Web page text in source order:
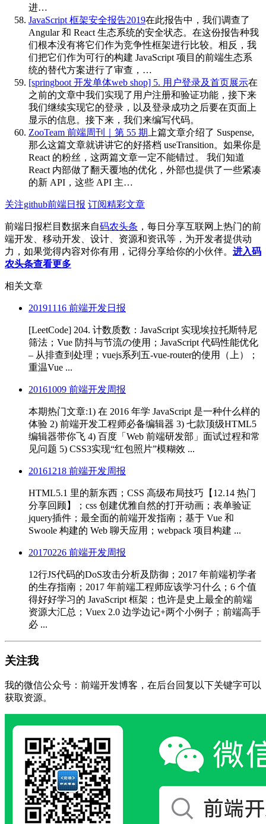
进…
JavaScript 框架安全报告2019在此报告中，我们调查了
Angular 和 React 生态系统的安全状态。在这份报告种我
们根本没有将它们作为竞争性框架进行比较。相反，我
们把它们作为可行的构建 JavaScript 项目的前端生态系
统的替代方案进行了审查，…
[springboot 开发单体web shop] 5. 用户登录及首页展示在
之前的文章中我们实现了用户注册和验证功能，接下来
我们继续实现它的登录，以及登录成功之后要在页面上
显示的信息。接下来，我们来编写代码。
ZooTeam 前端周刊｜第 55 期 上篇文章介绍了 Suspense,
那么这篇文章就讲讲它的好搭档 useTransition。如果你是
React 的粉丝，这两篇文章一定不能错过。 我们知道
React 内部做了翻天覆地的优化，外部也提供了一些紧凑
的新 API，这些 API 主…
关注github前端日报 订阅精彩文章
前端日报栏目数据来自码农头条 ，每日分享互联网上热门的前
端开发、移动开发、设计、资源和资讯等，为开发者提供动
力，如果觉得内容对你有用，记得分享给你的小伙伴。 进入码
农头条查看更多
相关文章
20191116 前端开发日报
[LeetCode] 204. 计数质数：JavaScript 实现埃拉托斯特尼
筛法；Vue 防抖与节流の使用；JavaScript 代码性能优化
– 从排查到处理；vuejs系列五-vue-router的使用（上）；
重温Vue ...
20161009 前端开发周报
本期热门文章:1) 在 2016 年学 JavaScript 是一种什么样的
体验 2) 前端开发工程师必备编辑器 3) 七款顶级HTML5
编辑器带你飞 4) 百度「Web 前端研发部」面试过程和常
见问题 5) CSS3实现“红包照片”模糊效 ...
20161218 前端开发周报
HTML5.1 里的新东西；CSS 高级布局技巧【12.14 热门
分享回顾】；css 创建优雅自然的打开动画；表单验证
jquery插件；最全面的前端开发指南；基于 Vue 和
Swoole 构建的 Web 聊天应用；webpack 项目构建 ...
20170226 前端开发周报
12行JS代码的DoS攻击分析及防御；2017 年前端初学者
的生存指南；2017 年前端工程师应该学习什么；6 个值
得好好学习的 JavaScript 框架；也许是史上最全的前端
资源大汇总；Vuex 2.0 边学边记+两个小例子；前端高手
必 ...
关注我
我的微信公众号：前端开发博客，在后台回复以下关键字可以
获取资源。